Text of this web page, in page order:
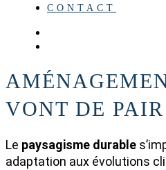
CONTACT
VONT DE PAIR
Le paysagisme durable
adaptation aux évolutions